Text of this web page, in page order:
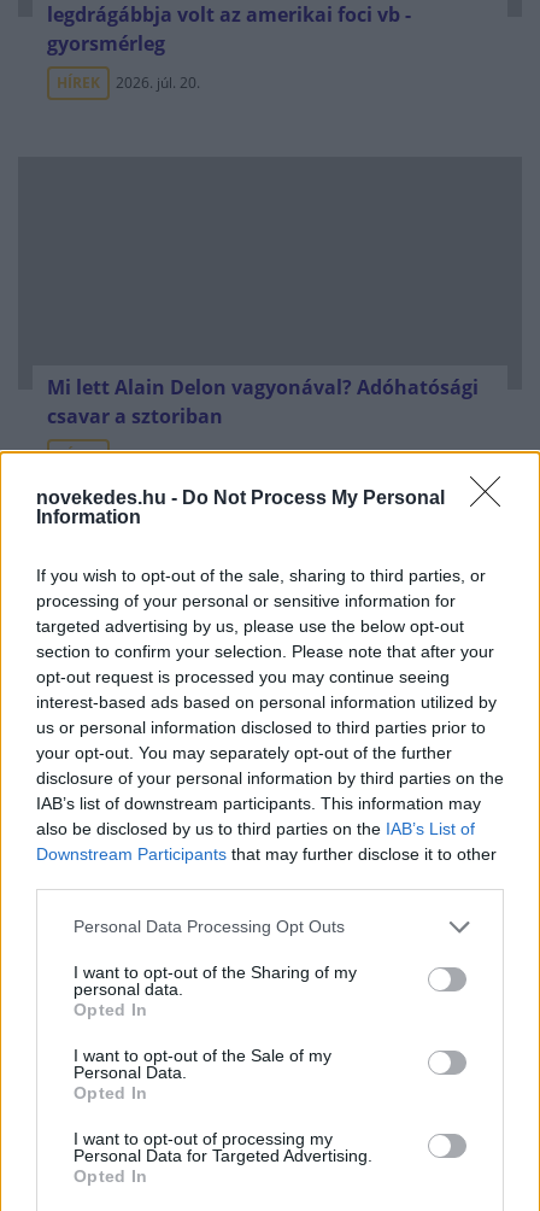
novekedes.hu - Do Not Process My Personal
Information
If you wish to opt-out of the sale, sharing to third parties, or
processing of your personal or sensitive information for
targeted advertising by us, please use the below opt-out
section to confirm your selection. Please note that after your
opt-out request is processed you may continue seeing
interest-based ads based on personal information utilized by
us or personal information disclosed to third parties prior to
your opt-out. You may separately opt-out of the further
disclosure of your personal information by third parties on the
IAB’s list of downstream participants. This information may
also be disclosed by us to third parties on the IAB’s List of
Downstream Participants that may further disclose it to other
Please note that this website/app uses one or more Google
not limited to your visit or usage behaviour. You may click to
grant or deny consent to Google and its third-party tags to
use your data for below specified purposes in below Google
consent section.
Personal Data Processing Opt Outs
I want to opt-out of the Sharing of my
personal data.
Opted In
I want to opt-out of the Sale of my
Personal Data.
Opted In
I want to opt-out of processing my
Personal Data for Targeted Advertising.
Opted In
legdrágábbja volt az amerikai foci vb -
gyorsmérleg
HÍREK 2026. júl. 20.
Mi lett Alain Delon vagyonával? Adóhatósági
csavar a sztoriban
HÍREK 2026. júl. 19.
Azonosítatlan drón robbant fel a Transz-
Balkán gázvezeték közelében Bulgáriában
HÍREK 2 perce
Vízhiány mellett erdőtűz sújtja a Garda-tavat:
kétszáz embert menekítettek ki
HÍREK 35 perce
Olcsóbbak lettek a balatoni új ingatlanok,
Borsodban megmagyarázhatatlan a